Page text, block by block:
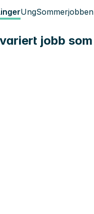
UngSommerjobben
jobb